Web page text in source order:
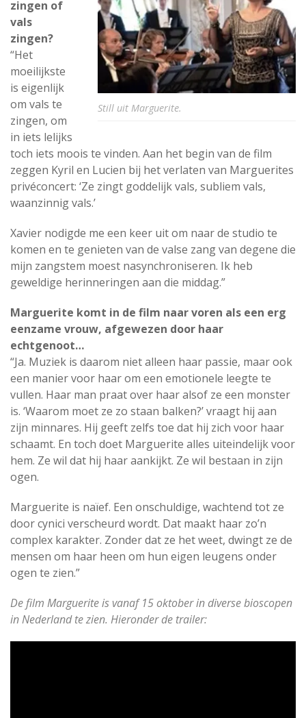
Still uit Marguerite.
zingen of
vals
zingen?
“Het
moeilijkste
is eigenlijk
om vals te
zingen, om
in iets lelijks
toch iets moois te vinden. Aan het begin van de film
zeggen Kyril en Lucien bij het verlaten van Marguerites
privéconcert: ‘Ze zingt goddelijk vals, subliem vals,
waanzinnig vals.’
Xavier nodigde me een keer uit om naar de studio te
komen en te genieten van de valse zang van degene die
mijn zangstem moest nasynchroniseren. Ik heb
geweldige herinneringen aan die middag.”
Marguerite komt in de film naar voren als een erg
eenzame vrouw, afgewezen door haar
echtgenoot…
“Ja. Muziek is daarom niet alleen haar passie, maar ook
een manier voor haar om een emotionele leegte te
vullen. Haar man praat over haar alsof ze een monster
is. ‘Waarom moet ze zo staan balken?’ vraagt hij aan
zijn minnares. Hij geeft zelfs toe dat hij zich voor haar
schaamt. En toch doet Marguerite alles uiteindelijk voor
hem. Ze wil dat hij haar aankijkt. Ze wil bestaan in zijn
ogen.
Marguerite is naïef. Een onschuldige, wachtend tot ze
door cynici verscheurd wordt. Dat maakt haar zo’n
complex karakter. Zonder dat ze het weet, dwingt ze de
mensen om haar heen om hun eigen leugens onder
ogen te zien.”
De film Marguerite is vanaf 15 oktober in diverse bioscopen
in Nederland te zien. Hieronder de trailer: